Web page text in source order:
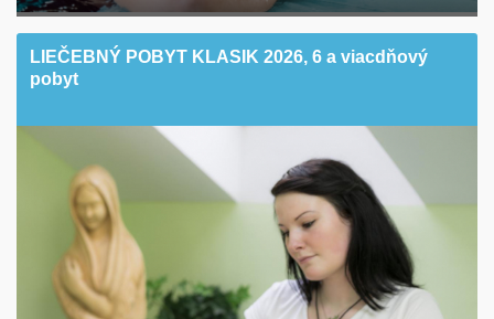
LIEČEBNÝ POBYT KLASIK 2026, 6 a viacdňový
pobyt